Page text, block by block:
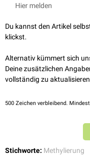
Hier melden
Du kannst den Artikel
klickst.
Alternativ kümmert sich
Deine zusätzlichen
vollständig zu
500 Zeichen verbleibend.
Stichworte: Methylierung